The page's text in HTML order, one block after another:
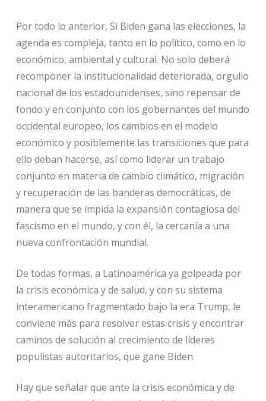
Por todo lo anterior, Si Biden gana las elecciones, la
agenda es compleja, tanto en lo político, como en lo
económico, ambiental y cultural. No solo deberá
recomponer la institucionalidad deteriorada, orgullo
nacional de los estadounidenses, sino repensar de
fondo y en conjunto con los gobernantes del mundo
occidental europeo, los cambios en el modelo
económico y posiblemente las transiciones que para
ello deban hacerse, así como liderar un trabajo
conjunto en materia de cambio climático, migración
y recuperación de las banderas democráticas, de
manera que se impida la expansión contagiosa del
fascismo en el mundo, y con él, la cercanía a una
nueva confrontación mundial.
De todas formas, a Latinoamérica ya golpeada por
la crisis económica y de salud, y con su sistema
interamericano fragmentado bajo la era Trump, le
conviene más para resolver estas crisis y encontrar
caminos de solución al crecimiento de líderes
populistas autoritarios, que gane Biden.
Hay que señalar que ante la crisis económica y de